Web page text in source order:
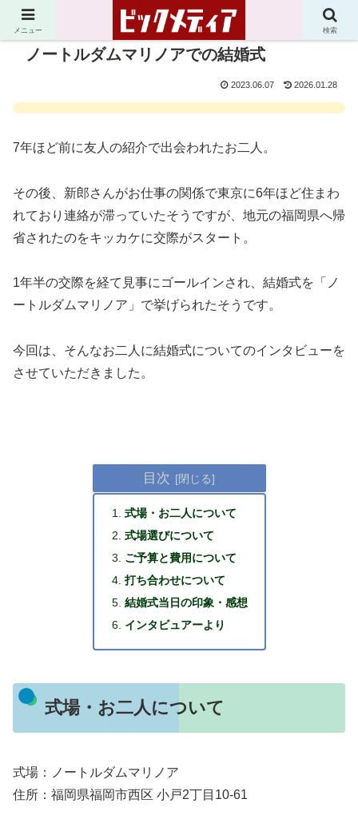
ノートルダムマリノアでの結婚式
2023.06.07 2026.01.28
7年ほど前に友人の紹介で出会われたお二人。
その後、新郎さんがお仕事の関係で東京に6年ほど住まわ
れており連絡が滞っていたそうですが、地元の福岡県へ帰
省されたのをキッカケに交際がスタート。
1年半の交際を経て見事にゴールインされ、結婚式を「ノ
ートルダムマリノア」で挙げられたそうです。
今回は、そんなお二人に結婚式についてのインタビューを
させていただきました。
目次
式場・お二人について
式場選びについて
ご予算と費用について
打ち合わせについて
結婚式当日の印象・感想
インタビュアーより
式場・お二人について
式場：ノートルダムマリノア
住所：福岡県福岡市西区 小戸2丁目10-61
メニュー 検索